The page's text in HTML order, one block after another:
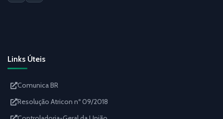
Links Úteis
Comunica BR
Resolução Atricon nº 09/2018